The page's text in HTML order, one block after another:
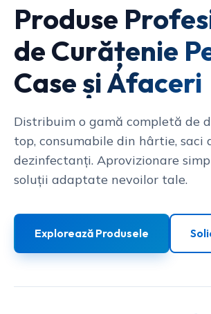
Produse
de Curățenie
Case și Afaceri
Distribuim o gamă completă de
top, consumabile din hârtie, saci
dezinfectanți. Aprovizionare
soluții adaptate nevoilor tale.
Explorează Produsele